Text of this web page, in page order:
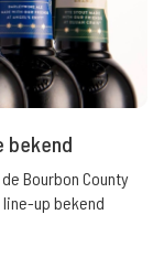
bekend
Bourbon County
up bekend